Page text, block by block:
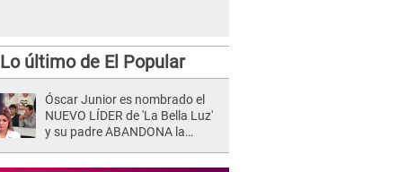
Lo último de El Popular
Óscar Junior es nombrado el
NUEVO LÍDER de 'La Bella Luz'
y su padre ABANDONA la